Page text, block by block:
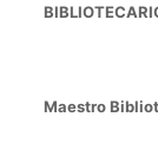
Maestro